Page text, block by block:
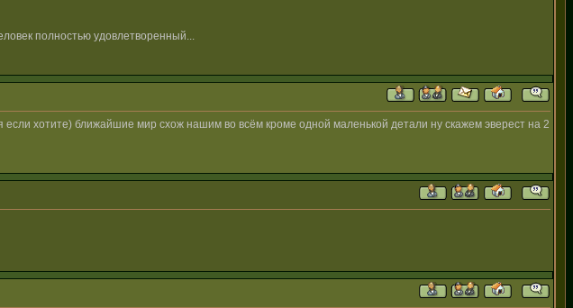
полностью удовлетворенный...
хотите) ближайшие мир схож нашим во всём кроме одной маленькой детали ну скажем эверест на 2